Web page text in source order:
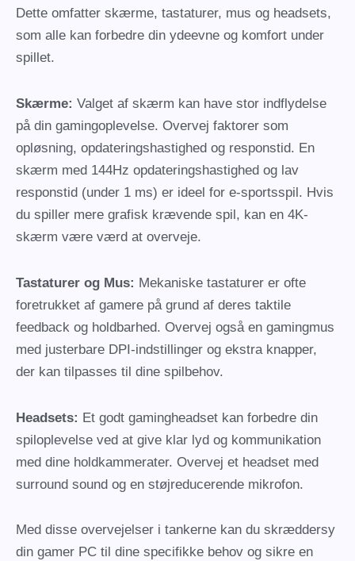
Dette omfatter skærme, tastaturer, mus og headsets,
som alle kan forbedre din ydeevne og komfort under
spillet.
Skærme: Valget af skærm kan have stor indflydelse
på din gamingoplevelse. Overvej faktorer som
opløsning, opdateringshastighed og responstid. En
skærm med 144Hz opdateringshastighed og lav
responstid (under 1 ms) er ideel for e-sportsspil. Hvis
du spiller mere grafisk krævende spil, kan en 4K-
skærm være værd at overveje.
Tastaturer og Mus: Mekaniske tastaturer er ofte
foretrukket af gamere på grund af deres taktile
feedback og holdbarhed. Overvej også en gamingmus
med justerbare DPI-indstillinger og ekstra knapper,
der kan tilpasses til dine spilbehov.
Headsets: Et godt gamingheadset kan forbedre din
spiloplevelse ved at give klar lyd og kommunikation
med dine holdkammerater. Overvej et headset med
surround sound og en støjreducerende mikrofon.
Med disse overvejelser i tankerne kan du skræddersy
din gamer PC til dine specifikke behov og sikre en